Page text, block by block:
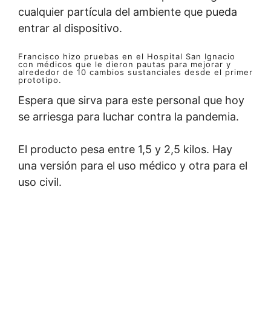
cualquier partícula del ambiente que pueda
entrar al dispositivo.
Francisco hizo pruebas en el Hospital San Ignacio
con médicos que le dieron pautas para mejorar y
alrededor de 10 cambios sustanciales desde el primer
prototipo.
Espera que sirva para este personal que hoy
se arriesga para luchar contra la pandemia.
El producto pesa entre 1,5 y 2,5 kilos. Hay
una versión para el uso médico y otra para el
uso civil.